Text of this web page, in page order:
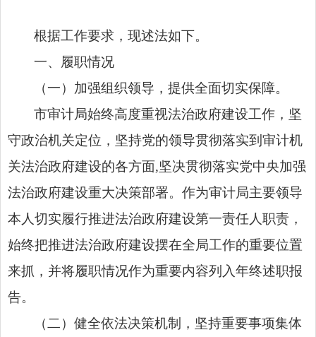
根据工作要求，现述法如下。
一、履职情况
（一）加强组织领导，提供全面切实保障。
市审计局始终高度重视法治政府建设工作，坚
守政治机关定位， 坚持党的领导贯彻落实到审计机
关法治政府建设的各方面,坚决贯彻落实党中央加强
法治政府建设重大决策部署。作为审计局主要领导
本人切实履行推进法治政府建设第一责任人职责，
始终把推进法治政府建设摆在全局工作的重要位置
来抓，并将履职情况作为重要内容列入年终述职报
告。
（二）健全依法决策机制，坚持重要事项集体